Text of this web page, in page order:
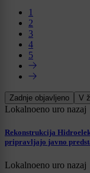
1
2
3
4
5
Zadnje objavljeno V
Lokalnoeno uro nazaj
Rekonstrukcija
pripravljajo javno
Lokalnoeno uro nazaj